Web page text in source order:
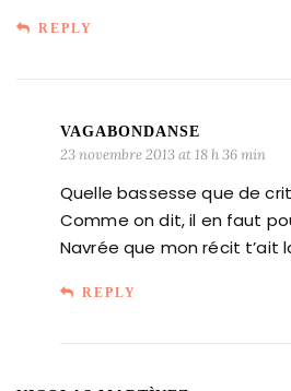
REPLY
VAGABONDANSE
23 novembre 2013 at 18 h 36 min
Quelle bassesse que de
Comme on dit, il en faut
Navrée que mon récit t’ait
REPLY